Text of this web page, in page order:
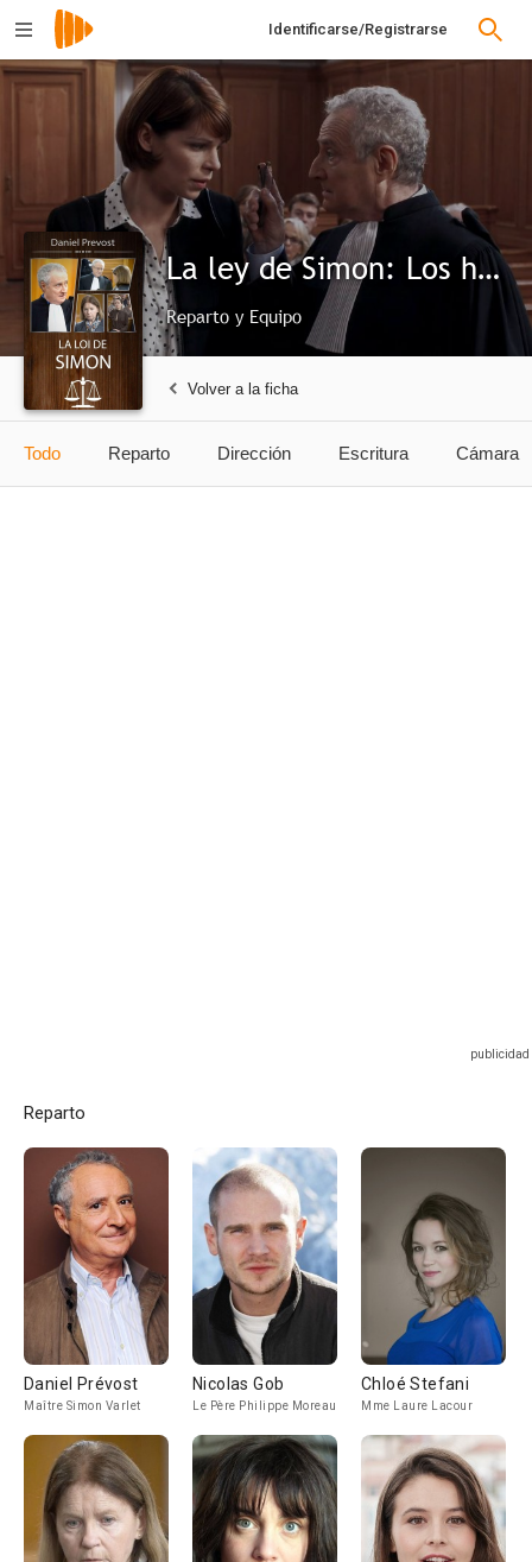
Identificarse/Registrarse
La ley de Simon: Los hombres de negro
Reparto y Equipo
Volver a la ficha
Todo Reparto Dirección Escritura Cámara
Reparto
Daniel Prévost
Maître Simon Varlet
Nicolas Gob
Le Père Philippe Moreau
Chloé Stefani
Mme Laure Lacour